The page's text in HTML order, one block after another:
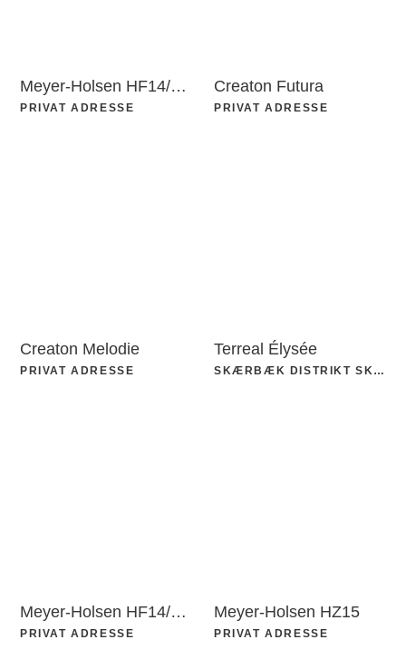
Meyer-Holsen HF14/Vario
PRIVAT ADRESSE
Creaton Futura
PRIVAT ADRESSE
Creaton Melodie
PRIVAT ADRESSE
Terreal Élysée
SKÆRBÆK DISTRIKT SKOLE
Meyer-Holsen HF14/Vario
PRIVAT ADRESSE
Meyer-Holsen HZ15
PRIVAT ADRESSE